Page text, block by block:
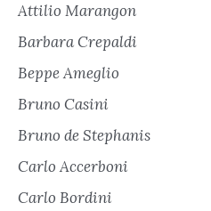
Attilio Marangon
Barbara Crepaldi
Beppe Ameglio
Bruno Casini
Bruno de Stephanis
Carlo Accerboni
Carlo Bordini